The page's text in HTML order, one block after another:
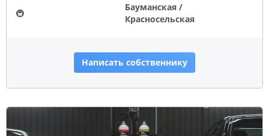
🚇
Бауманская /
Красносельская
Написать собственнику